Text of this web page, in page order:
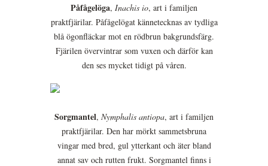
Påfågelöga, Inachis io, art i familjen
praktfjärilar. Påfågelögat kännetecknas av tydliga
blå ögonfläckar mot en rödbrun bakgrundsfärg.
Fjärilen övervintrar som vuxen och därför kan
den ses mycket tidigt på våren.
Sorgmantel, Nymphalis antiopa, art i familjen
praktfjärilar. Den har mörkt sammetsbruna
vingar med bred, gul ytterkant och äter bland
annat sav och rutten frukt. Sorgmantel finns i